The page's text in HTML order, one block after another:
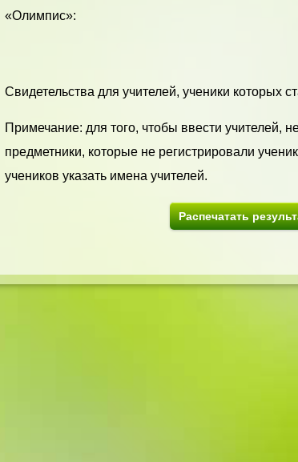
«Олимпис»:
Свидетельства для учителей, ученики которых
Примечание: для того, чтобы ввести учителей,
предметники, которые не регистрировали
учеников указать имена учителей.
Распечатать